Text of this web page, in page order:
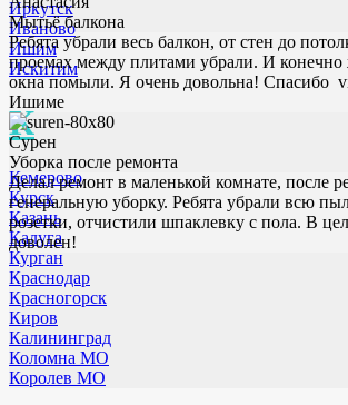
Иркутск
Иваново
Ишим
Искитим
К
Кемерово
Курск
Казань
Калуга
Курган
Краснодар
Красногорск
Киров
Калининград
Коломна МО
Королев МО
Мытьё балкона
Ребята убрали весь балкон, от стен до
проемах между плитами убрали. И
окна помыли. Я очень довольна! Спасибо
Ишиме
Сурен
Уборка после ремонта
Делал ремонт в маленькой комнате, после
генеральную уборку. Ребята убрали всю
розетки, отчистили шпаклевку с пола. В
доволен!